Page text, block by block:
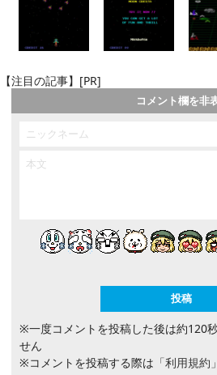
【注目の記事】[PR]
コメント欄を非
※一度コメントを投稿した後は約120
せん
※コメントを投稿する際は 「利用規約」